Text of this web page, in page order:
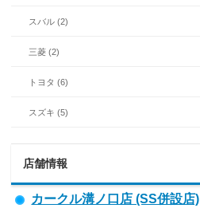
スバル (2)
三菱 (2)
トヨタ (6)
スズキ (5)
店舗情報
カークル溝ノ口店 (SS併設店)